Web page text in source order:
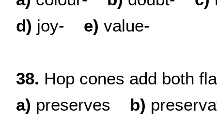
d) joy- e) value-
38. Hop cones add both
a) preserves b)